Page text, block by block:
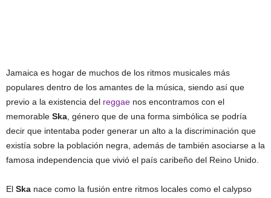
Jamaica es hogar de muchos de los ritmos musicales más
populares dentro de los amantes de la música, siendo así que
previo a la existencia del reggae nos encontramos con el
memorable Ska, género que de una forma simbólica se podría
decir que intentaba poder generar un alto a la discriminación que
existía sobre la población negra, además de también asociarse a la
famosa independencia que vivió el país caribeño del Reino Unido.
El Ska nace como la fusión entre ritmos locales como el calypso